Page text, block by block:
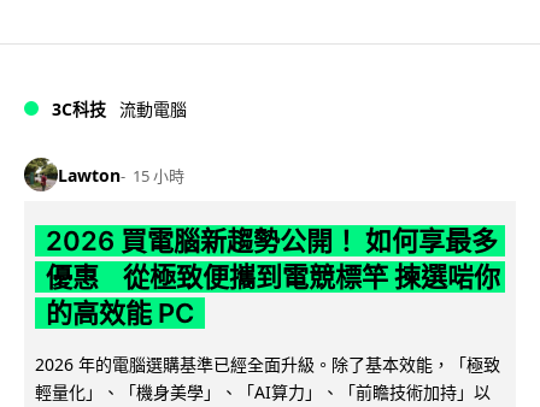
3C科技 流動電腦
Lawton 15 小時
2026 買電腦新趨勢公開！ 如何享最多
優惠 從極致便攜到電競標竿 揀選啱你
的高效能 PC
2026 年的電腦選購基準已經全面升級。除了基本效能，「極致
輕量化」、「機身美學」、「AI算力」、「前瞻技術加持」以